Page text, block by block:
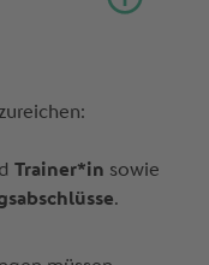
Trainer*in sowie
.